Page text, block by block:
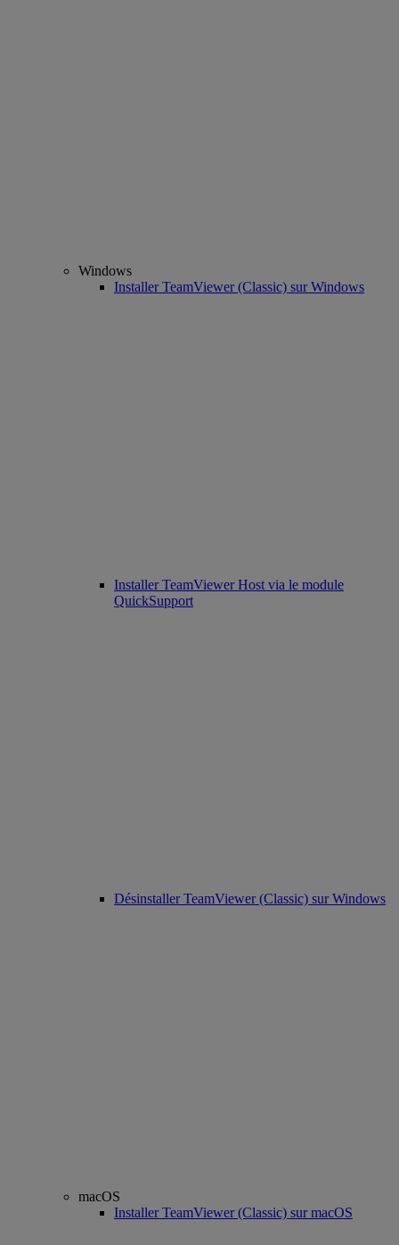
Windows
Installer TeamViewer (Classic) sur Windows
Installer TeamViewer Host via le module
QuickSupport
Désinstaller TeamViewer (Classic) sur Windows
macOS
Installer TeamViewer (Classic) sur macOS